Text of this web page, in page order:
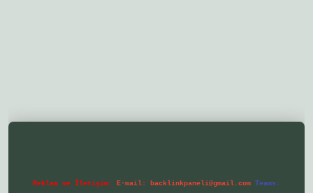
Reklam ve İletişim: E-mail: backlinkpaneli@gmail.com Teams: